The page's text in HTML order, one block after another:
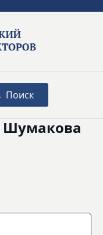
Поиск
Шумакова